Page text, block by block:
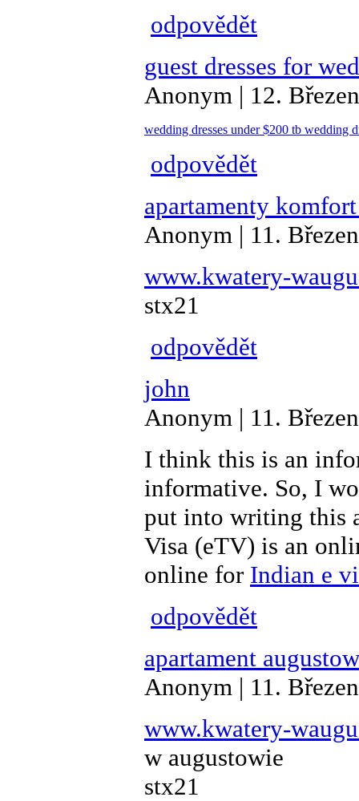
odpovědět
guest dresses for
Anonym | 12.
wedding dresses under $200 tb wedding
odpovědět
apartamenty
Anonym | 11.
www.kwatery-
stx21
odpovědět
john
Anonym | 11.
I think this is an
informative. So, I
put into writing this
Visa (eTV) is an
online for Indian e
odpovědět
apartament augustow
Anonym | 11.
www.kwatery-
w augustowie
stx21